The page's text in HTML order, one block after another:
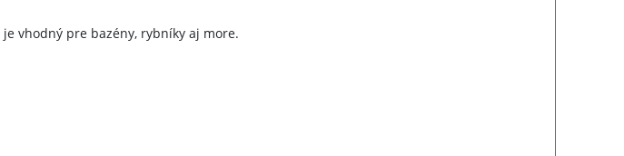
je vhodný pre bazény, rybníky aj more.